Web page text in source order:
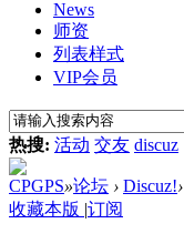
News
师资
列表样式
VIP会员
热搜: 活动 交友 discuz
CPGPS»论坛 › Discuz!›
收藏本版 |订阅